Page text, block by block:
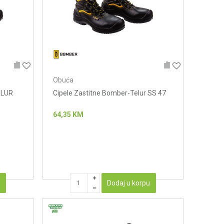
Obuća
Cipele Zastitne Bomber-Telur SS 47
64,35 KM
Dodaj u korpu